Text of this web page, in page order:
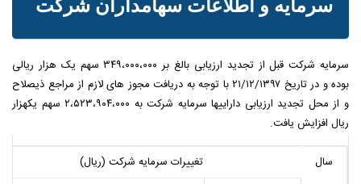
بوده و در تاریخ ۲۱/۱۲/۱۳۹۷ با توجه به دریافت مجوز های لازم از مراجع ذیصلاح
و از محل تجدید ارزیابی داراییها سرمایه شرکت به ۲،۵۲۳،۹۰۴،۰۰۰ سهم یکهزار
ریال افزایش یافت.
سال
تغییرات سرمایه شرکت (ریال)
مبلغ سرمایه
مبلغ افزایش سرمایه
درصد افزایش